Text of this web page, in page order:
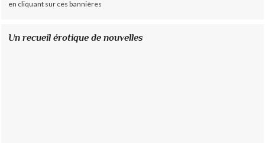
en cliquant sur ces bannières
Un recueil érotique de nouvelles